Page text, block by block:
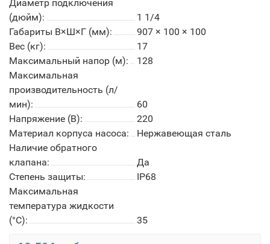
Диаметр подключения
(дюйм):
1 1/4
Габариты В×Ш×Г (мм):
907 × 100 × 100
Вес (кг):
17
Максимальный напор (м):
128
Максимальная
производительность (л/
мин):
60
Напряжение (В):
220
Материал корпуса насоса:
Нержавеющая сталь
Наличие обратного
клапана:
Да
Степень защиты:
IP68
Максимальная
температура жидкости
(°C):
35